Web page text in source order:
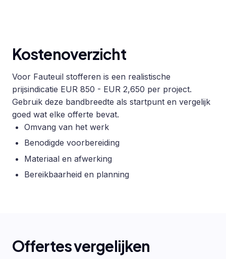
Kostenoverzicht
Voor Fauteuil stofferen is een realistische
prijsindicatie EUR 850 - EUR 2,650 per project.
Gebruik deze bandbreedte als startpunt en vergelijk
goed wat elke offerte bevat.
Omvang van het werk
Benodigde voorbereiding
Materiaal en afwerking
Bereikbaarheid en planning
Offertes vergelijken